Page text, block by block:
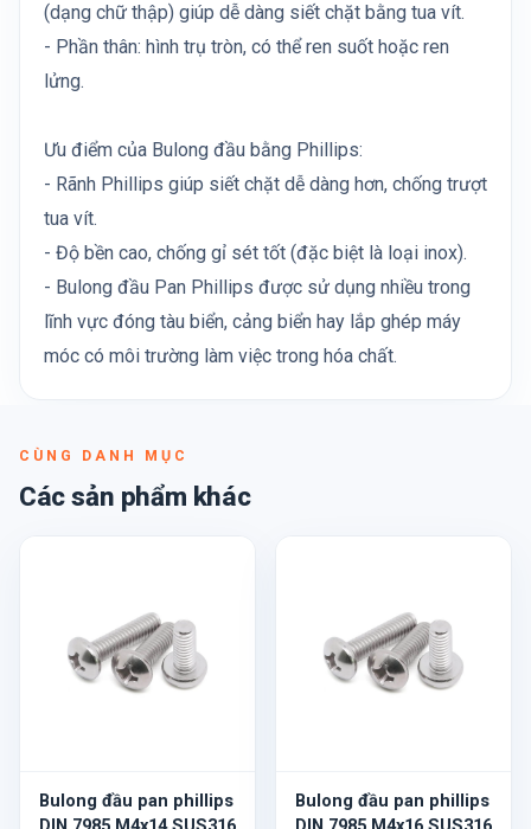
(dạng chữ thập) giúp dễ dàng siết chặt bằng tua vít.
- Phần thân: hình trụ tròn, có thể ren suốt hoặc ren
lửng.
Ưu điểm của Bulong đầu bằng Phillips:
- Rãnh Phillips giúp siết chặt dễ dàng hơn, chống trượt
tua vít.
- Độ bền cao, chống gỉ sét tốt (đặc biệt là loại inox).
- Bulong đầu Pan Phillips được sử dụng nhiều trong
lĩnh vực đóng tàu biển, cảng biển hay lắp ghép máy
móc có môi trường làm việc trong hóa chất.
CÙNG DANH MỤC
Các sản phẩm khác
Bulong đầu pan phillips
Bulong đầu pan phillips